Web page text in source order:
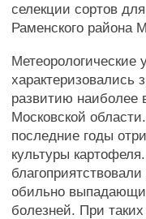
селекции сортов
Раменского района
Метеорологические
характеризовались
развитию наиболее
Московской
последние годы
культуры
обильно
болезней. При